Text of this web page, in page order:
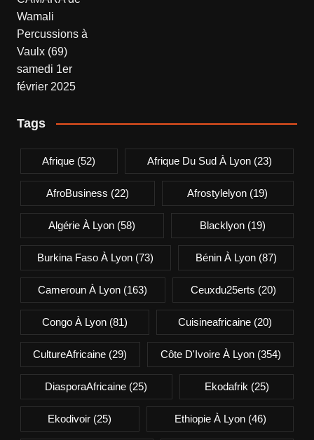
Tags
Afrique (52) Afrique Du Sud À Lyon(23)
AfroBusiness (22) Afrostylelyon (19)
Algérie À Lyon (58) Blacklyon(19)
Burkina Faso À Lyon (73) Bénin À Lyon(87)
Cameroun À Lyon (163) Ceuxdu25erts (20)
Congo À Lyon(81) Cuisineafricaine (20)
CultureAfricaine (29) Côte D'Ivoire À Lyon(354)
DiasporaAfricaine (25) Ekodafrik (25)
Ekodivoir (25) Ethiopie À Lyon(46)